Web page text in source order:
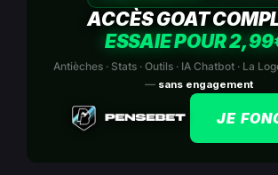
ACCÈS GOAT
ESSAIE POUR
Antièches · Stats · Outils · IA Chatbot · La
— sans engagement
JE